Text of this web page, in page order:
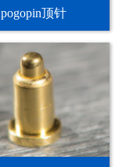
pogopin顶针